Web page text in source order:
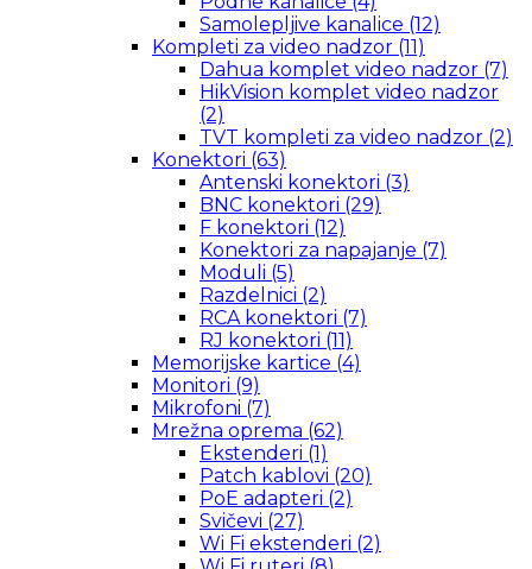
Samolepljive kanalice (12)
Kompleti za video nadzor (11)
Dahua komplet video nadzor (7)
HikVision komplet video nadzor
(2)
TVT kompleti za video nadzor (2)
Konektori (63)
Antenski konektori (3)
BNC konektori (29)
F konektori (12)
Konektori za napajanje (7)
Moduli (5)
Razdelnici (2)
RCA konektori (7)
RJ konektori (11)
Memorijske kartice (4)
Monitori (9)
Mikrofoni (7)
Mrežna oprema (62)
Ekstenderi (1)
Patch kablovi (20)
PoE adapteri (2)
Svičevi (27)
Wi Fi ekstenderi (2)